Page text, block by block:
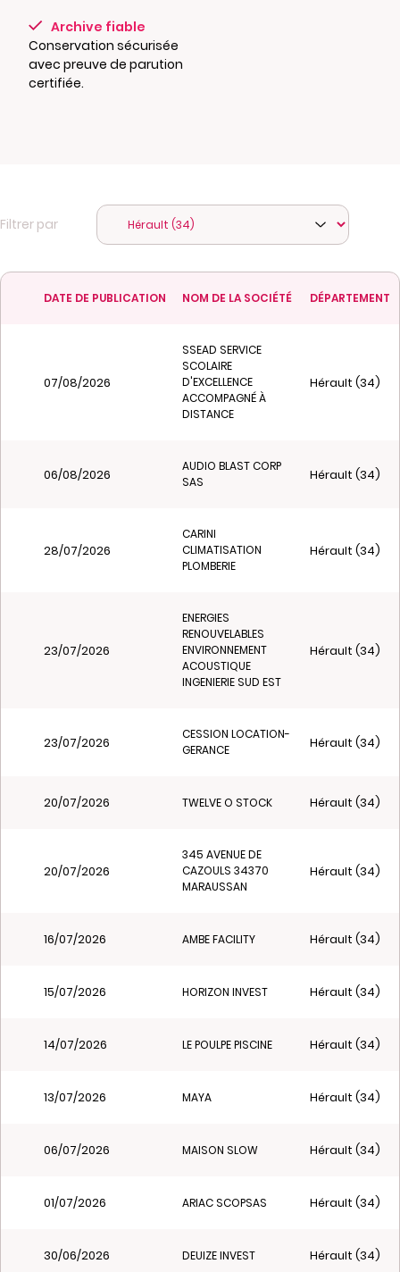
Archive fiable
Conservation sécurisée
avec preuve de parution
certifiée.
Filtrer par
DATE DE PUBLICATION NOM DE LA SOCIÉTÉ DÉPARTEMENT
07/08/2026
SSEAD SERVICE
SCOLAIRE
D'EXCELLENCE
ACCOMPAGNÉ À
DISTANCE
Hérault (34)
06/08/2026
AUDIO BLAST CORP
SAS
Hérault (34)
28/07/2026
CARINI
CLIMATISATION
PLOMBERIE
Hérault (34)
23/07/2026
ENERGIES
RENOUVELABLES
ENVIRONNEMENT
ACOUSTIQUE
INGENIERIE SUD EST
Hérault (34)
23/07/2026
CESSION LOCATION-
GERANCE
Hérault (34)
20/07/2026 TWELVE O STOCK Hérault (34)
20/07/2026
345 AVENUE DE
CAZOULS 34370
MARAUSSAN
Hérault (34)
16/07/2026 AMBE FACILITY Hérault (34)
15/07/2026 HORIZON INVEST Hérault (34)
14/07/2026 LE POULPE PISCINE Hérault (34)
13/07/2026 MAYA Hérault (34)
06/07/2026 MAISON SLOW Hérault (34)
01/07/2026 ARIAC SCOPSAS Hérault (34)
30/06/2026 DEUIZE INVEST Hérault (34)